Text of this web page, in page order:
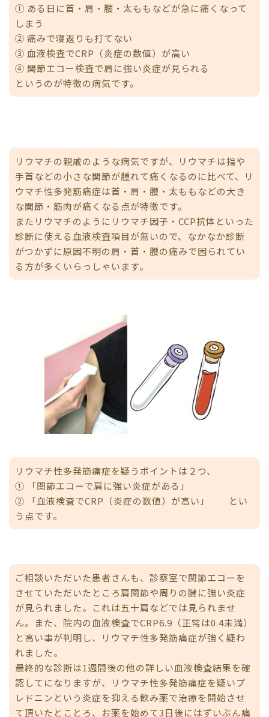
① ある日に首・肩・腰・太ももなどが急に痛くなって
しまう
② 痛みで寝返りも打てない
③ 血液検査でCRP（炎症の数値）が高い
④ 関節エコー検査で肩に強い炎症が見られる
というのが特徴の病気です。
リウマチの親戚のような病気ですが、リウマチは指や
手首などの小さな関節が腫れて痛くなるのに比べて、リ
ウマチ性多発筋痛症は首・肩・腰・太ももなどの大き
な関節・筋肉が痛くなる点が特徴です。
またリウマチのようにリウマチ因子・CCP抗体といった
診断に使える血液検査項目が無いので、なかなか診断
がつかずに原因不明の肩・首・腰の痛みで困られてい
る方が多くいらっしゃいます。
リウマチ性多発筋痛症を疑うポイントは２つ、
① 「関節エコーで肩に強い炎症がある」
② 「血液検査でCRP（炎症の数値）が高い」 とい
う点です。
ご相談いただいた患者さんも、診察室で関節エコーを
させていただいたところ肩関節や周りの腱に強い炎症
が見られました。これは五十肩などでは見られませ
ん。また、院内の血液検査でCRP6.9（正常は0.4未満）
と高い事が判明し、リウマチ性多発筋痛症が強く疑わ
れました。
最終的な診断は1週間後の他の詳しい血液検査結果を確
認してになりますが、リウマチ性多発筋痛症を疑いプ
レドニンという炎症を抑える飲み薬で治療を開始させ
て頂いたとことろ、お薬を始めて3日後にはずいぶん痛